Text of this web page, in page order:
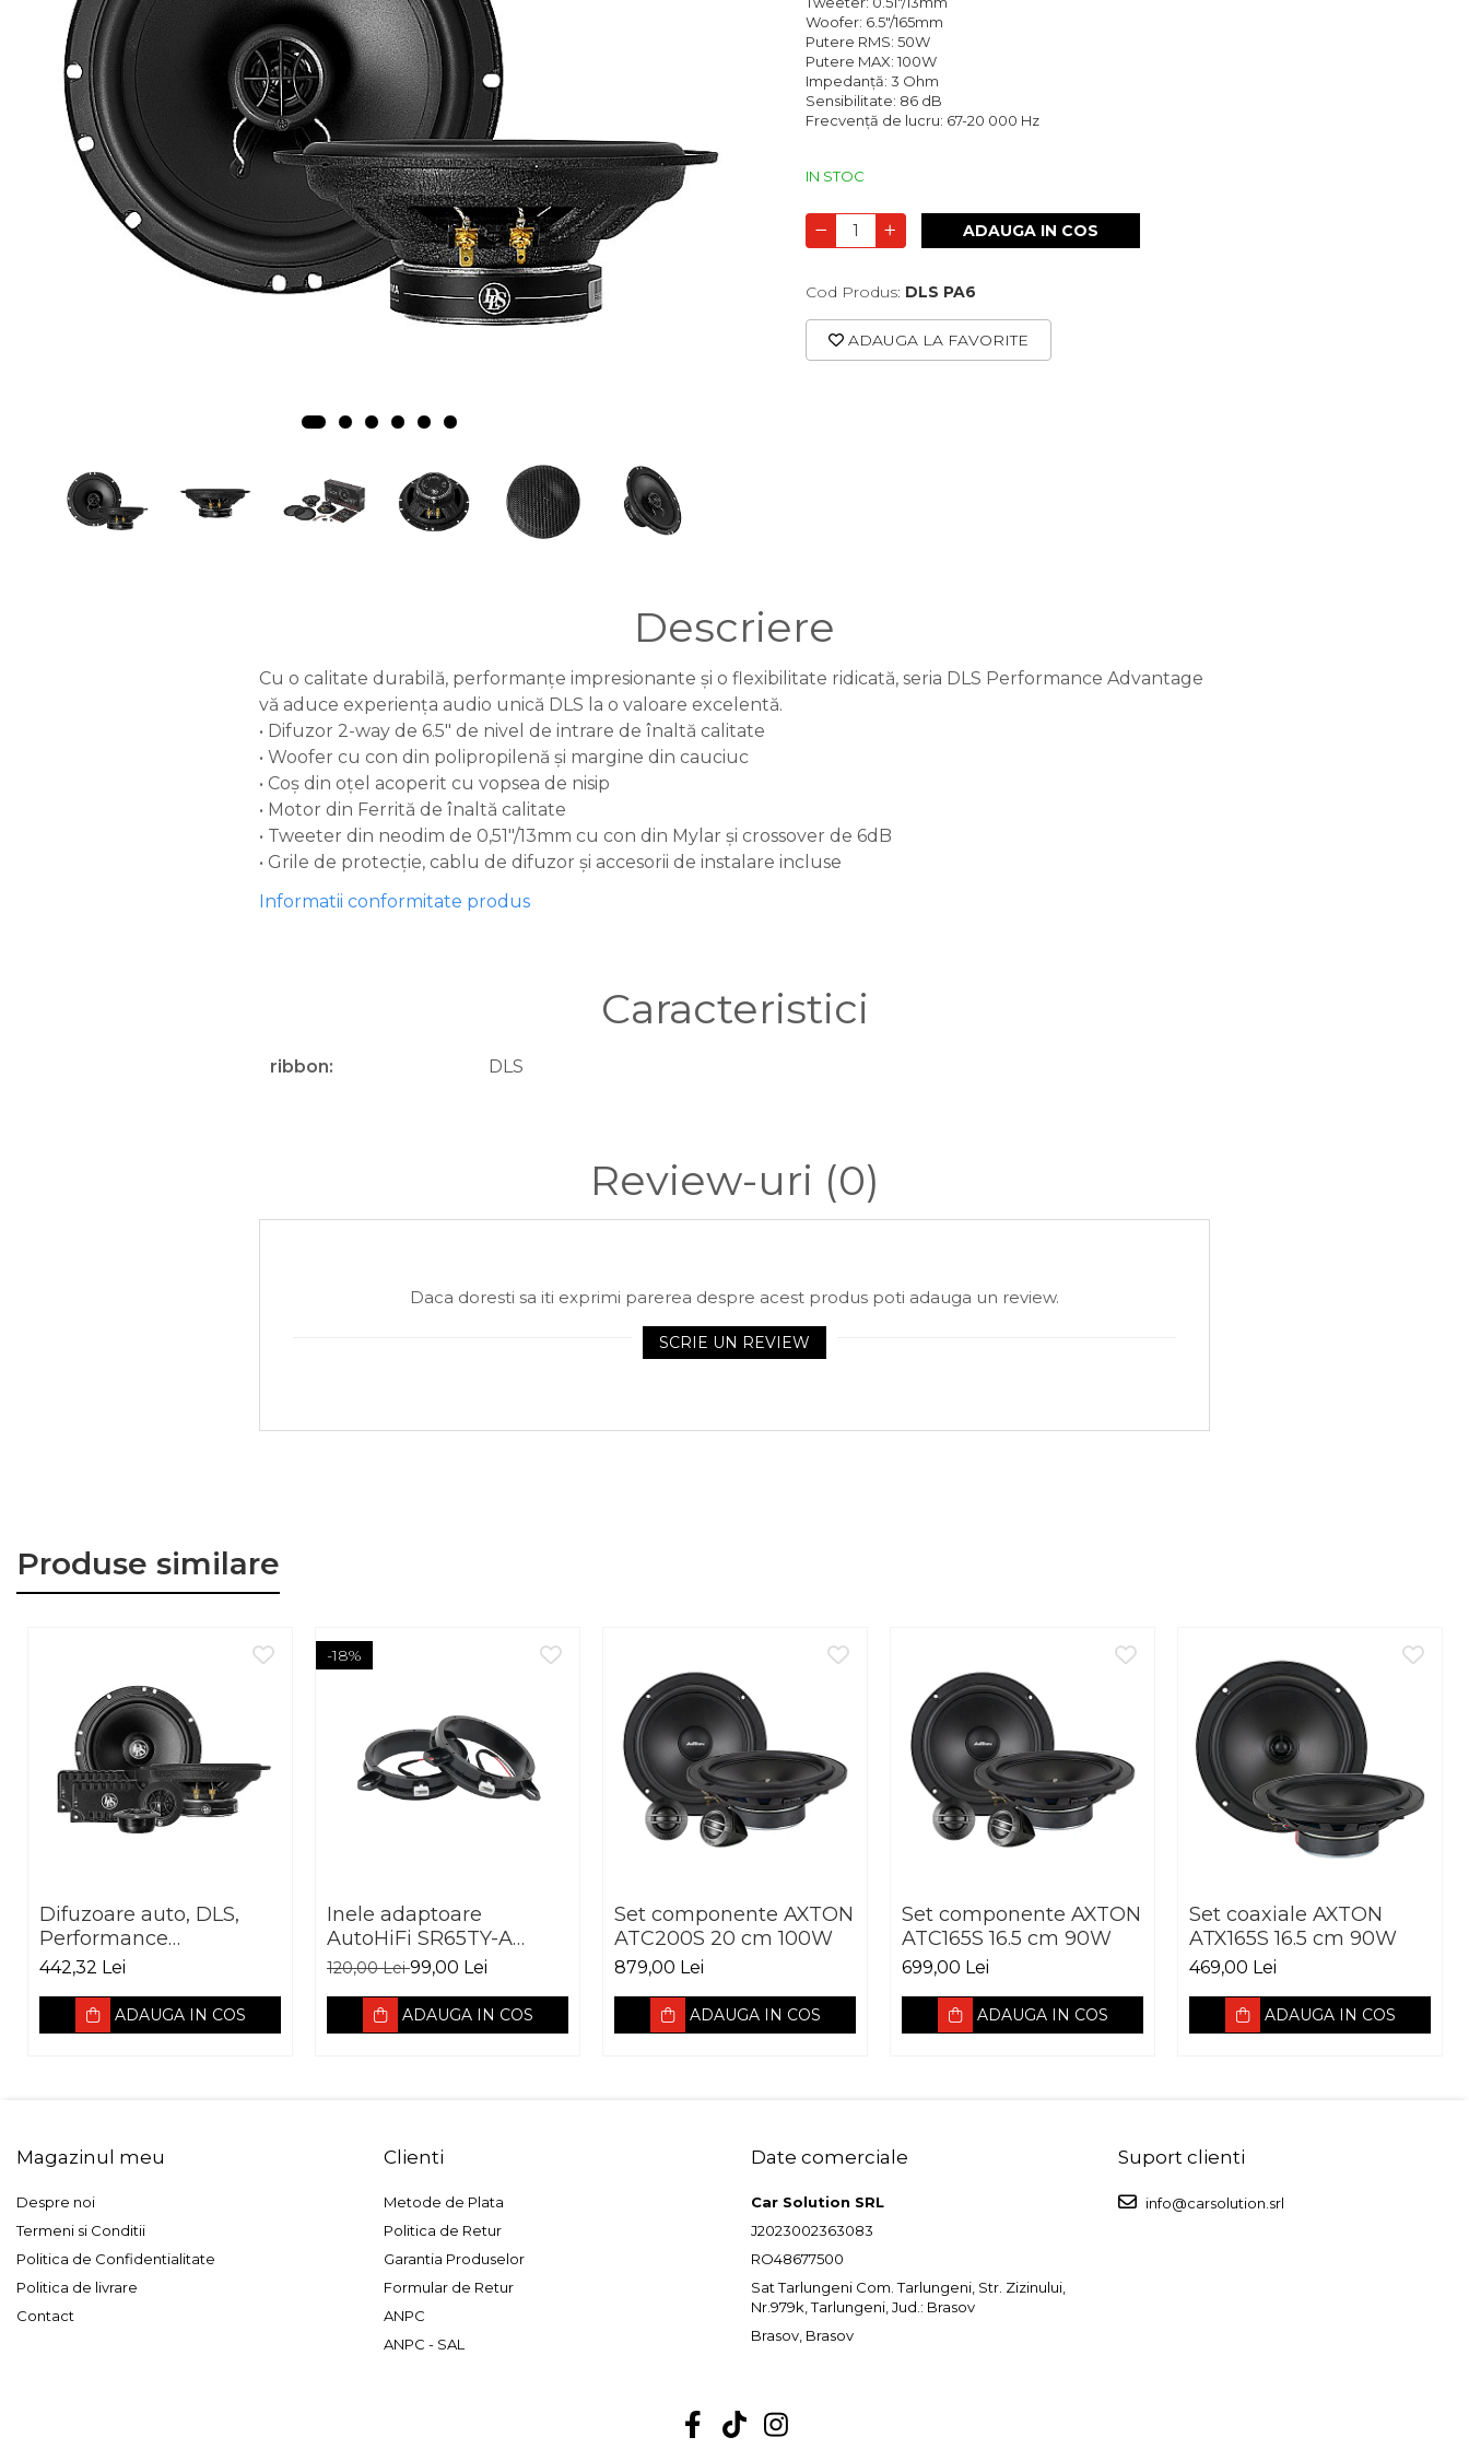
Woofer: 6.5"/165mm
Putere RMS: 50W
Putere MAX: 100W
Impedanță: 3 Ohm
Sensibilitate: 86 dB
Frecvență de lucru: 67-20 000 Hz
IN STOC
ADAUGA IN COS
Cod Produs: DLS PA6
ADAUGA LA FAVORITE
Descriere
Cu o calitate durabilă, performanțe impresionante și o flexibilitate ridicată, seria DLS Performance Advantage
vă aduce experiența audio unică DLS la o valoare excelentă.
• Difuzor 2-way de 6.5″ de nivel de intrare de înaltă calitate
• Woofer cu con din polipropilenă și margine din cauciuc
• Coș din oțel acoperit cu vopsea de nisip
• Motor din Ferrită de înaltă calitate
• Tweeter din neodim de 0,51″/13mm cu con din Mylar și crossover de 6dB
• Grile de protecție, cablu de difuzor și accesorii de instalare incluse
Informatii conformitate produs
Caracteristici
ribbon: DLS
Review-uri (0)
Daca doresti sa iti exprimi parerea despre acest produs poti adauga un review.
SCRIE UN REVIEW
Produse similare
Difuzoare auto, DLS,
Performance
Advantage PA6.20,
3Ohm
442,32 Lei
ADAUGA IN COS
-18%
Inele adaptoare
AutoHiFi SR65TY-A
pentru Toyota 165mm
120,00 Lei99,00 Lei
ADAUGA IN COS
Set componente AXTON
ATC200S 20 cm 100W
879,00 Lei
ADAUGA IN COS
Set componente AXTON
ATC165S 16.5 cm 90W
699,00 Lei
ADAUGA IN COS
Set coaxiale AXTON
ATX165S 16.5 cm 90W
469,00 Lei
ADAUGA IN COS
Magazinul meu
Despre noi
Termeni si Conditii
Politica de Confidentialitate
Politica de livrare
Contact
Clienti
Metode de Plata
Politica de Retur
Garantia Produselor
Formular de Retur
ANPC
ANPC - SAL
Date comerciale
Car Solution SRL
J2023002363083
RO48677500
Sat Tarlungeni Com. Tarlungeni, Str. Zizinului,
Nr.979k, Tarlungeni, Jud.: Brasov
Brasov, Brasov
Suport clienti
info@carsolution.srl